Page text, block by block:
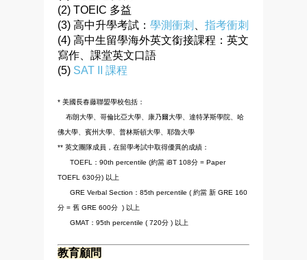
(2) TOEIC 多益
(3) 高中升學考試： 學測衝刺
指考衝刺
(4) 高中生留學海外英文銜接課程：英文
寫作、課堂英文口語
(5) SAT II 課程
* 美國長春藤聯盟學校包括：
布朗大學、哥倫比亞大學、康乃爾大學、達特茅斯學院、哈
佛大學、賓州大學、 普林斯頓大學、耶魯大學
** 英文團隊成員，在留學考試中取得優異的成績：
TOEFL：90th percentile (約當 iBT 108分 = Paper
TOEFL 630分) 以上
GRE Verbal Section：85th percentile ( 約當 新 GRE 160
分 = 舊 GRE 600分 ) 以上
GMAT：95th percentile ( 720分 ) 以上
教育顧問